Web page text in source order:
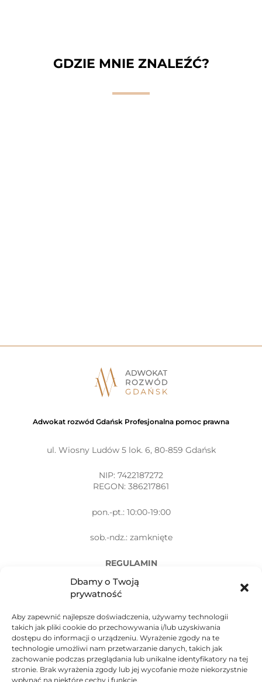
Dbamy o Twoją
prywatność
Aby zapewnić najlepsze doświadczenia, używamy technologii
takich jak pliki cookie do przechowywania i/lub uzyskiwania
dostępu do informacji o urządzeniu. Wyrażenie zgody na te
technologie umożliwi nam przetwarzanie danych, takich jak
zachowanie podczas przeglądania lub unikalne identyfikatory na tej
stronie. Brak wyrażenia zgody lub jej wycofanie może niekorzystnie
wpłynąć na niektóre cechy i funkcje.
GDZIE MNIE ZNALEŹĆ?
Adwokat rozwód Gdańsk Profesjonalna pomoc prawna
ul. Wiosny Ludów 5 lok. 6, 80-859 Gdańsk
NIP: 7422187272
REGON: 386217861
pon.-pt.: 10:00-19:00
sob.-ndz.: zamknięte
REGULAMIN
POLITYKA PRYWATNOŚCI
Tel: +48 733-603-990